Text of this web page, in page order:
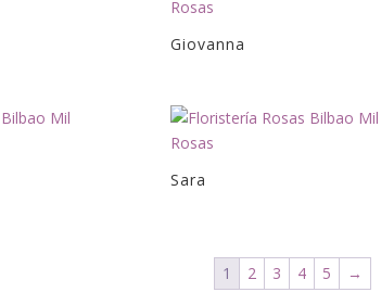
Giovanna
Sara
1 2 3 4 5 →